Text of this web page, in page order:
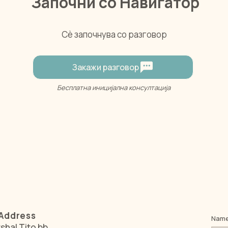
Сè започнува со разговор
Закажи разговор
Бесплатна иницијална консултација